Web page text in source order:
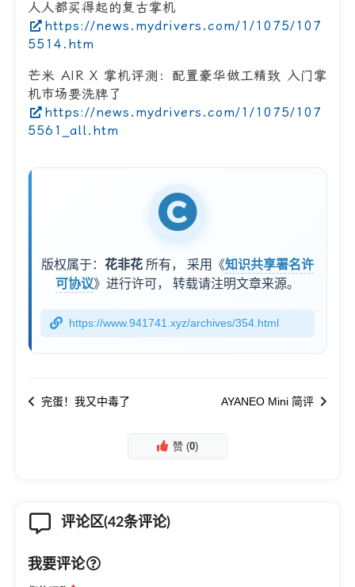
人人都买得起的复古掌机
https://news.mydrivers.com/1/1075/107
5514.htm
芒米 AIR X 掌机评测：配置豪华做工精致 入门掌
机市场要洗牌了
https://news.mydrivers.com/1/1075/107
5561_all.htm
版权属于： 花非花 所有， 采用《知识共享署名许
可协议》进行许可， 转载请注明文章来源。
https://www.941741.xyz/archives/354.html
完蛋！我又中毒了 AYANEO Mini 简评
赞 (0)
评论区(42条评论)
我要评论